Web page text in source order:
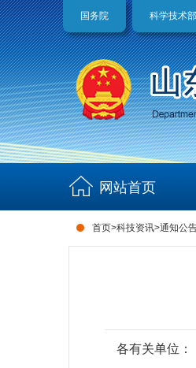
国务院 科学技术部
网站首页
首页>科技资讯>通知公
各有关单位：